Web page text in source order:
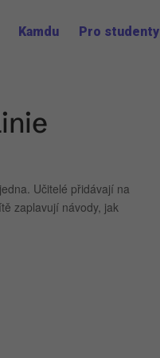
Kamdu Pro studenty
Učitelé přidávají na
zaplavují návody, jak